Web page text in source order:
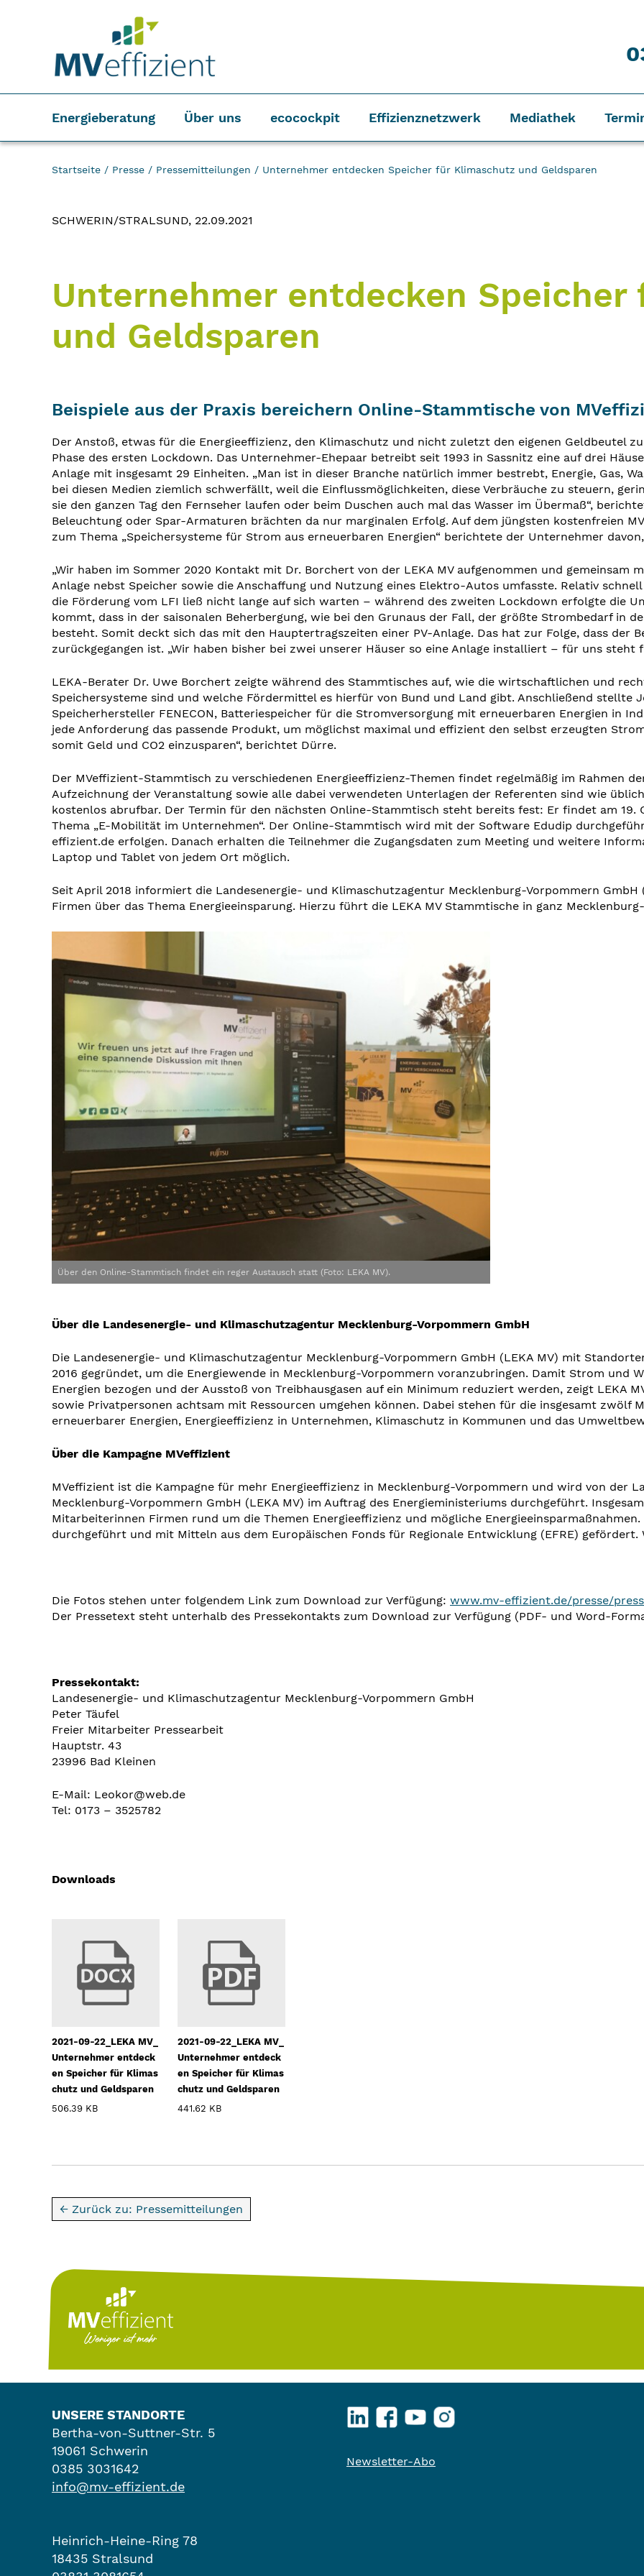
Energieberatung Über uns ecocockpit Effizienznetzwerk Mediathek
Startseite / Presse / Pressemitteilungen / Unternehmer entdecken Speicher für Klimaschutz und Geldsparen
SCHWERIN/STRALSUND, 22.09.2021
Unternehmer entdecken
und Geldsparen
Beispiele aus der Praxis bereichern Online-Stammtische von
Der Anstoß, etwas für die Energieeffizienz, den Klimaschutz und nicht zuletzt den eigenen Geldbeutel
Phase des ersten Lockdown. Das Unternehmer-Ehepaar betreibt seit 1993 in Sassnitz eine auf drei
Anlage mit insgesamt 29 Einheiten. „Man ist in dieser Branche natürlich immer bestrebt, Energie, Gas,
bei diesen Medien ziemlich schwerfällt, weil die Einflussmöglichkeiten, diese Verbräuche zu steuern,
sie den ganzen Tag den Fernseher laufen oder beim Duschen auch mal das Wasser im Übermaß“,
Beleuchtung oder Spar-Armaturen brächten da nur marginalen Erfolg. Auf dem jüngsten kostenfreien
zum Thema „Speichersysteme für Strom aus erneuerbaren Energien“ berichtete der Unternehmer
„Wir haben im Sommer 2020 Kontakt mit Dr. Borchert von der LEKA MV aufgenommen und gemeinsam
Anlage nebst Speicher sowie die Anschaffung und Nutzung eines Elektro-Autos umfasste. Relativ
die Förderung vom LFI ließ nicht lange auf sich warten – während des zweiten Lockdown erfolgte die
kommt, dass in der saisonalen Beherbergung, wie bei den Grunaus der Fall, der größte Strombedarf in
besteht. Somit deckt sich das mit den Hauptertragszeiten einer PV-Anlage. Das hat zur Folge, dass der
zurückgegangen ist. „Wir haben bisher bei zwei unserer Häuser so eine Anlage installiert – für uns
LEKA-Berater Dr. Uwe Borchert zeigte während des Stammtisches auf, wie die wirtschaftlichen und
Speichersysteme sind und welche Fördermittel es hierfür von Bund und Land gibt. Anschließend stellte
Speicherhersteller FENECON, Batteriespeicher für die Stromversorgung mit erneuerbaren Energien in
jede Anforderung das passende Produkt, um möglichst maximal und effizient den selbst erzeugten
somit Geld und CO2 einzusparen“, berichtet Dürre.
Der MVeffizient-Stammtisch zu verschiedenen Energieeffizienz-Themen findet regelmäßig im Rahmen
Aufzeichnung der Veranstaltung sowie alle dabei verwendeten Unterlagen der Referenten sind wie
kostenlos abrufbar. Der Termin für den nächsten Online-Stammtisch steht bereits fest: Er findet am 19.
Thema „E-Mobilität im Unternehmen“. Der Online-Stammtisch wird mit der Software Edudip
effizient.de erfolgen. Danach erhalten die Teilnehmer die Zugangsdaten zum Meeting und weitere
Laptop und Tablet von jedem Ort möglich.
Seit April 2018 informiert die Landesenergie- und Klimaschutzagentur Mecklenburg-Vorpommern GmbH
Firmen über das Thema Energieeinsparung. Hierzu führt die LEKA MV Stammtische in ganz
Über den Online-Stammtisch findet ein reger Austausch statt (Foto: LEKA MV).
Über die Landesenergie- und Klimaschutzagentur Mecklenburg-Vorpommern GmbH
Die Landesenergie- und Klimaschutzagentur Mecklenburg-Vorpommern GmbH (LEKA MV) mit
2016 gegründet, um die Energiewende in Mecklenburg-Vorpommern voranzubringen. Damit Strom und
Energien bezogen und der Ausstoß von Treibhausgasen auf ein Minimum reduziert werden, zeigt LEKA
sowie Privatpersonen achtsam mit Ressourcen umgehen können. Dabei stehen für die insgesamt zwölf
erneuerbarer Energien, Energieeffizienz in Unternehmen, Klimaschutz in Kommunen und das
Über die Kampagne MVeffizient
MVeffizient ist die Kampagne für mehr Energieeffizienz in Mecklenburg-Vorpommern und wird von der
Mecklenburg-Vorpommern GmbH (LEKA MV) im Auftrag des Energieministeriums durchgeführt.
Mitarbeiterinnen Firmen rund um die Themen Energieeffizienz und mögliche
durchgeführt und mit Mitteln aus dem Europäischen Fonds für Regionale Entwicklung (EFRE)
Die Fotos stehen unter folgendem Link zum Download zur Verfügung: www.mv-effizient.de/presse/
Der Pressetext steht unterhalb des Pressekontakts zum Download zur Verfügung (PDF- und Word-
Pressekontakt:
Landesenergie- und Klimaschutzagentur Mecklenburg-Vorpommern GmbH
Peter Täufel
Freier Mitarbeiter Pressearbeit
Hauptstr. 43
23996 Bad Kleinen
E-Mail: Leokor@web.de
Tel: 0173 – 3525782
Downloads
2021-09-22_LEKA MV_
Unternehmer entdeck
en Speicher für Klimas
chutz und Geldsparen
506.39 KB
2021-09-22_LEKA MV_
Unternehmer entdeck
en Speicher für Klimas
chutz und Geldsparen
441.62 KB
← Zurück zu: Pressemitteilungen
UNSERE STANDORTE
Bertha-von-Suttner-Str. 5
19061 Schwerin
0385 3031642
info@mv-effizient.de
Heinrich-Heine-Ring 78
18435 Stralsund
LinkedInFacebookYouTubeInstagram
Newsletter-Abo